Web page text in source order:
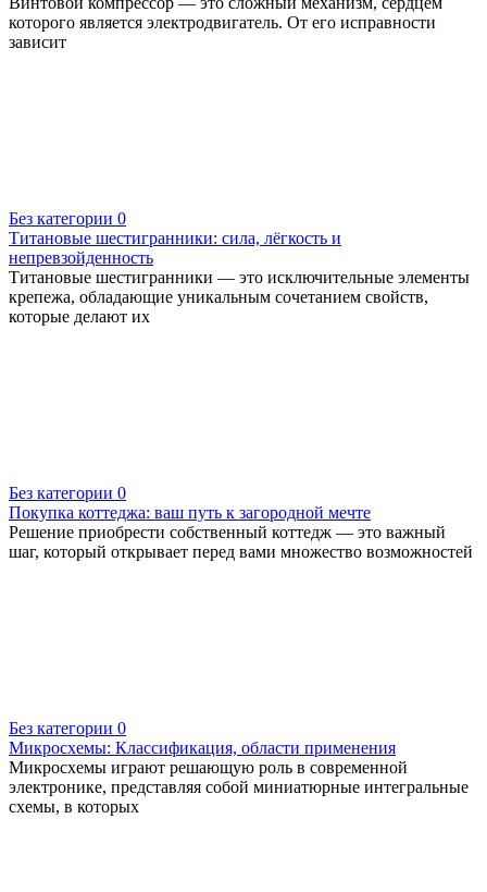
которого является электродвигатель. От его исправности
зависит
Без категории 0
Титановые шестигранники: сила, лёгкость и
непревзойденность
Титановые шестигранники — это исключительные элементы
крепежа, обладающие уникальным сочетанием свойств,
которые делают их
Без категории 0
Покупка коттеджа: ваш путь к загородной мечте
Решение приобрести собственный коттедж — это важный
шаг, который открывает перед вами множество возможностей
Без категории 0
Микросхемы: Классификация, области применения
Микросхемы играют решающую роль в современной
электронике, представляя собой миниатюрные интегральные
схемы, в которых